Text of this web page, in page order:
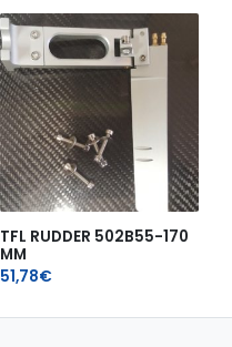
TFL RUDDER 502B55-170
MM
51,78€